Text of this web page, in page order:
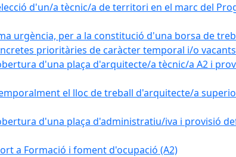
d'un/a tècnic/a de territori en el marc del
urgència, per a la constitució d'una borsa de
prioritàries de caràcter temporal i/o
d'una plaça d'arquitecte/a tècnic/a A2 i
el lloc de treball d'arquitecte/a
d'una plaça d'administratiu/iva i provisió
a Formació i foment d'ocupació (A2)